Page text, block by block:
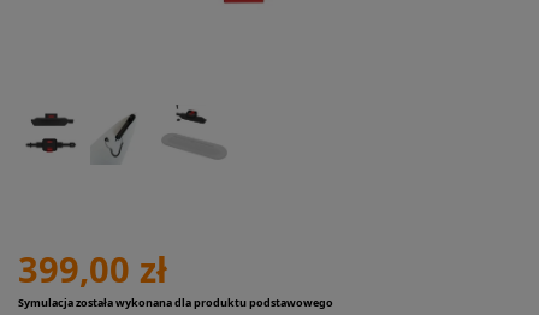
399,00 zł
Symulacja została wykonana dla produktu podstawowego